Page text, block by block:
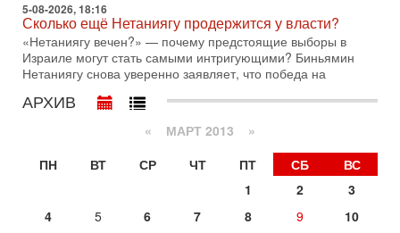
Иран доведет Трампа до крайних мер? Разбор и
оценка от военного обозревателя Давида Шарпа
Ситуация вокруг противостояния Ирана и США накаляется
с каждым днем. Почему Трамп в самый последний момент
отменил решение о нанесении тяжелых ударов
30-07-2026, 16:54
Покупатель авиакомпании «Аркия» намерен
запретить полеты по субботам!
Вокруг возможной продажи авиакомпании «Аркия»
разгорается громкий конфликт.
Трамп готовит удар по Ирану - НОВОСТИ 30/07/2026
5-08-2026, 18:16
Сколько ещё Нетаниягу продержится у власти?
«Нетаниягу вечен?» — почему предстоящие выборы в
Израиле могут стать самыми интригующими? Биньямин
Нетаниягу снова уверенно заявляет, что победа на
АРХИВ
« МАРТ 2013 »
ПН
ВТ СР ЧТ ПТ СБ
ВС
1
2
3
4
5 6 7 8 9
10